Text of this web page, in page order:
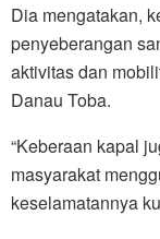
Dia mengatakan,
penyeberangan
aktivitas dan
Danau Toba.
“Keberaan kapal
masyarakat
keselamatannya